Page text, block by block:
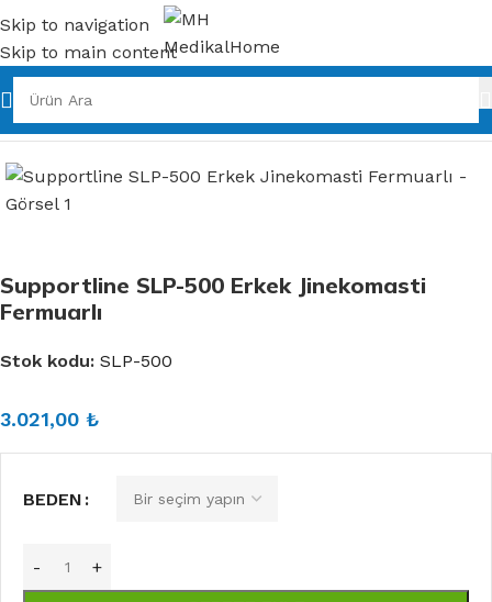
Skip to navigation
Skip to main content
Ana Sayfa
Supportline SLP-500 Erkek Jinekomasti
Fermuarlı
Stok kodu: SLP-500
3.021,00 ₺
BEDEN